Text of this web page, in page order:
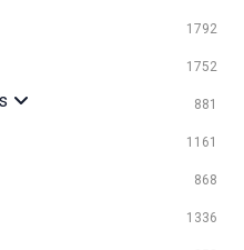
1792
1752
881
1161
868
1336